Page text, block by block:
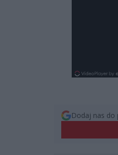
Dodaj nas do